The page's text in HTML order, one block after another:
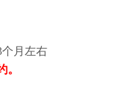
月左右
。